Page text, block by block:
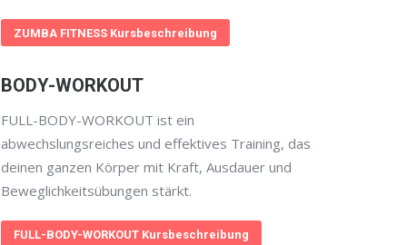
ZUMBA FITNESS Kursbeschreibung
BODY-WORKOUT
FULL-BODY-WORKOUT ist ein
abwechslungsreiches und effektives Training, das
deinen ganzen Körper mit Kraft, Ausdauer und
Beweglichkeitsübungen stärkt.
FULL-BODY-WORKOUT Kursbeschreibung